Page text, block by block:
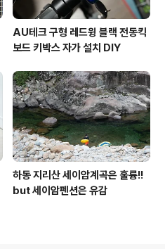
AU테크 구형 레드윙 블랙 전동킥
보드 키박스 자가 설치 DIY
하동 지리산 세이암계곡은 훌륭!!
but 세이암펜션은 유감